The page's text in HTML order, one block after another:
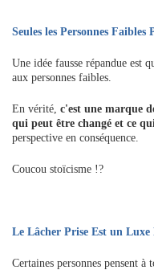
Seules les Personnes
Une idée fausse répandue est
aux personnes faibles.
En vérité, c'est une marque
qui peut être changé et ce
perspective en conséquence.
Coucou stoïcisme !?
Le Lâcher Prise Est un Luxe
Certaines personnes pensent